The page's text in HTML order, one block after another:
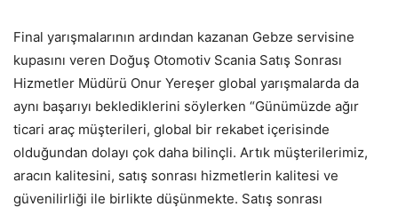
Final yarışmalarının ardından kazanan Gebze servisine
kupasını veren Doğuş Otomotiv Scania Satış Sonrası
Hizmetler Müdürü Onur Yereşer global yarışmalarda da
aynı başarıyı beklediklerini söylerken “Günümüzde ağır
ticari araç müşterileri, global bir rekabet içerisinde
olduğundan dolayı çok daha bilinçli. Artık müşterilerimiz,
aracın kalitesini, satış sonrası hizmetlerin kalitesi ve
güvenilirliği ile birlikte düşünmekte. Satış sonrası